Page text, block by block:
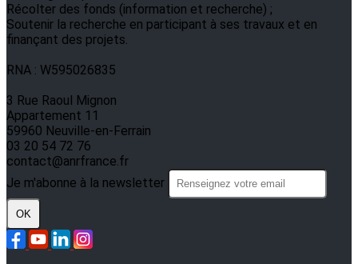
Récolter des fonds (information et recherche) ;
Soutenir la recherche en participant à ses travaux et en
finançant des projets.
RNA : W595026835
3 Rue Raoul Mignon
Appartement 11
59960 Neuville-en-Ferrain
03 20 54 72 76
contact@anrfrance.fr
Je m'abonne à la newsletter
OK